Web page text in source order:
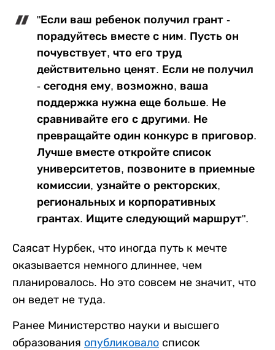
"Если ваш ребенок получил грант -
порадуйтесь вместе с ним. Пусть он
почувствует, что его труд
действительно ценят. Если не получил
- сегодня ему, возможно, ваша
поддержка нужна еще больше. Не
сравнивайте его с другими. Не
превращайте один конкурс в приговор.
Лучше вместе откройте список
университетов, позвоните в приемные
комиссии, узнайте о ректорских,
региональных и корпоративных
грантах. Ищите следующий маршрут".
Саясат Нурбек, что иногда путь к мечте
оказывается немного длиннее, чем
планировалось. Но это совсем не значит, что
он ведет не туда.
Ранее Министерство науки и высшего
образования опубликовало список